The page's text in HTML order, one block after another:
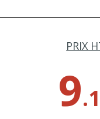
PRIX
9